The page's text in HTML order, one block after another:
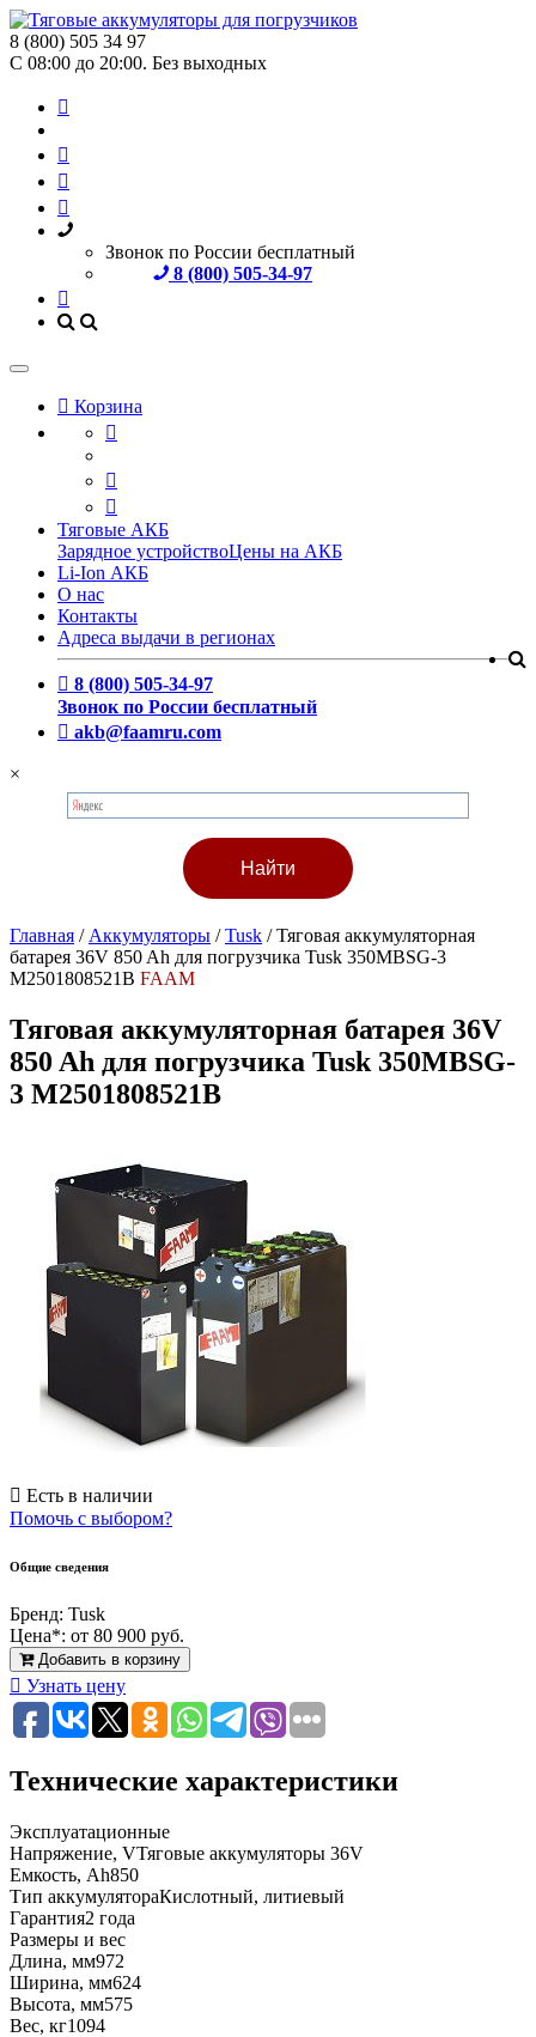
8 (800) 505 34 97
С 08:00 до 20:00. Без выходных
Звонок по России бесплатный
8 (800) 505-34-97
Корзина
Тяговые АКБ
Зарядное устройствоЦены на АКБ
Li-Ion АКБ
О нас
Контакты
Адреса выдачи в регионах
8 (800) 505-34-97
Звонок по России бесплатный
akb@faamru.com
×
Главная / Аккумуляторы /Tusk /Тяговая аккумуляторная
батарея 36V 850 Ah для погрузчика Tusk 350MBSG-3
M2501808521B FAAM
Тяговая аккумуляторная батарея 36V
850 Ah для погрузчика Tusk 350MBSG-
3 M2501808521B
Есть в наличии
Помочь с выбором?
Общие сведения
Бренд: Tusk
Цена*: от 80 900 руб.
Добавить в корзину
Узнать цену
Технические характеристики
Эксплуатационные
Напряжение, VТяговые аккумуляторы 36V
Емкость, Ah850
Тип аккумулятораКислотный, литиевый
Гарантия2 года
Размеры и вес
Длина, мм972
Ширина, мм624
Высота, мм575
Вес, кг1094